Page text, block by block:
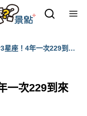
星座！4年一次229到來
一次229到來